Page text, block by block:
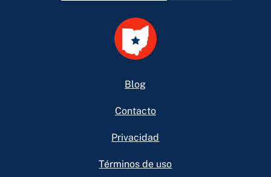
Blog
Contacto
Privacidad
Términos de uso